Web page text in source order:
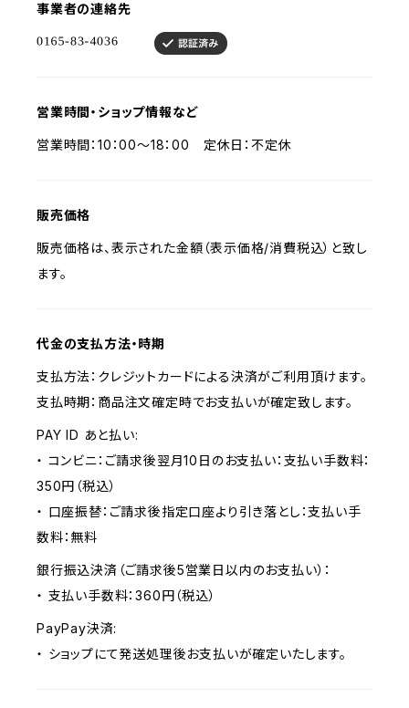
事業者の連絡先
営業時間・ショップ情報など
営業時間：10：00〜18：00 定休日：不定休
販売価格
販売価格は、表示された金額（表示価格/消費税込）と致し
ます。
代金の支払方法・時期
支払方法：クレジットカードによる決済がご利用頂けます。
支払時期：商品注文確定時でお支払いが確定致します。
PAY ID あと払い:
・ コンビニ：ご請求後翌月10日のお支払い：支払い手数料：
350円（税込）
・ 口座振替：ご請求後指定口座より引き落とし：支払い手
数料：無料
銀行振込決済（ご請求後5営業日以内のお支払い）：
・ 支払い手数料：360円（税込）
PayPay決済:
・ ショップにて発送処理後お支払いが確定いたします。